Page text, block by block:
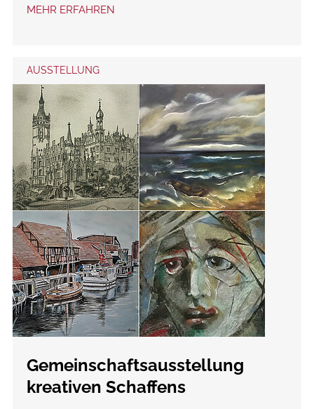
MEHR ERFAHREN
AUSSTELLUNG
Gemeinschaftsausstellung
kreativen Schaffens